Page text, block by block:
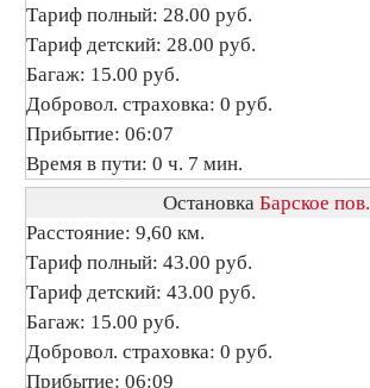
Тариф полный: 28.00 руб.
Тариф детский: 28.00 руб.
Багаж: 15.00 руб.
Добровол. страховка: 0 руб.
Прибытие: 06:07
Время в пути: 0 ч. 7 мин.
Остановка Барское пов.
Расстояние: 9,60 км.
Тариф полный: 43.00 руб.
Тариф детский: 43.00 руб.
Багаж: 15.00 руб.
Добровол. страховка: 0 руб.
Прибытие: 06:09